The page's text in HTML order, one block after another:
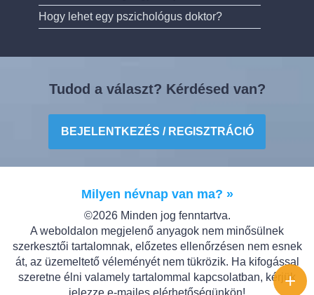
Hogy lehet egy pszichológus doktor?
Tudod a választ? Kérdésed van?
BEJELENTKEZÉS / REGISZTRÁCIÓ
Milyen névnap van ma? »
©2026 Minden jog fenntartva.
A weboldalon megjelenő anyagok nem minősülnek
szerkesztői tartalomnak, előzetes ellenőrzésen nem esnek
át, az üzemeltető véleményét nem tükrözik. Ha kifogással
szeretne élni valamely tartalommal kapcsolatban, kérjük
jelezze e-mailes elérhetőségünkön!
+